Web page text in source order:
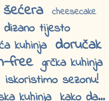
cheesecake
dizano tijesto
kuhinja doručak
free grčka kuhinja
iskoristimo sezonu!